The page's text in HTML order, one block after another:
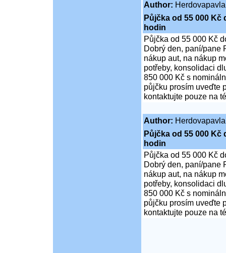
Author: Herdovapavla
Půjčka od 55 000 Kč
hodin
Půjčka od 55 000 Kč
Dobrý den, paní/pane
nákup aut, na nákup
potřeby, konsolidaci
850 000 Kč s
půjčku prosím uveďte
kontaktujte pouze na
Author: Herdovapavla
Půjčka od 55 000 Kč
hodin
Půjčka od 55 000 Kč
Dobrý den, paní/pane
nákup aut, na nákup
potřeby, konsolidaci
850 000 Kč s
půjčku prosím uveďte
kontaktujte pouze na